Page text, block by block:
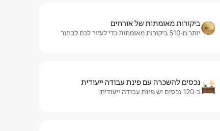
ביקורות מאומתות של אורחים
יותר מ-510 ביקורות מאומתות כדי לעזור לכם לבחור
נכסים להשכרה עם פינת עבודה ייעודית
ב-120 נכסים יש פינת עבודה ייעודית